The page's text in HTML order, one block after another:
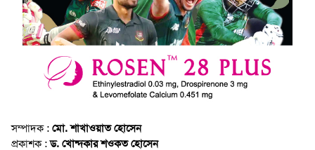
সম্পাদক : মো. শাখাওয়াত হোসেন
প্রকাশক :ড. খোন্দকার শওকত হোসেন